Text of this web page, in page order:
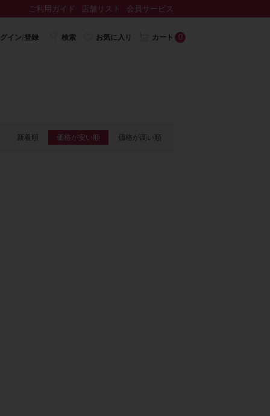
ご利用ガイド 店舗リスト 会員サービス
イン/登録 検索 お気に入り カート 0
新着順 価格が安い順 価格が高い順